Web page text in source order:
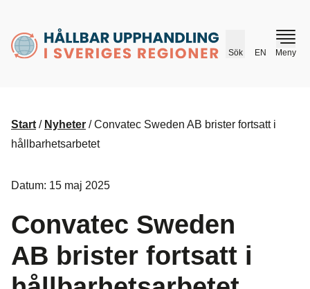
husr.se
Sök EN Meny
Start / Nyheter /Convatec Sweden AB brister fortsatt i
hållbarhetsarbetet
Datum: 15 maj 2025
Convatec Sweden
AB brister fortsatt i